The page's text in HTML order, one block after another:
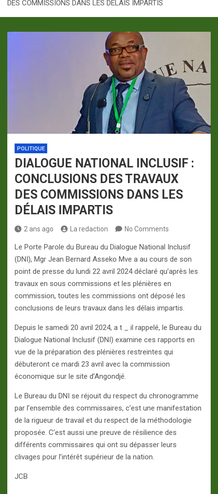
DES COMMISSIONS DANS LES DÉLAIS IMPARTIS
POLITIQUE
DIALOGUE NATIONAL INCLUSIF :
CONCLUSIONS DES TRAVAUX
DES COMMISSIONS DANS LES
DÉLAIS IMPARTIS
2 ans ago La redaction No Comments
Le Porte Parole du Bureau du Dialogue National Inclusif
(DNI), Mgr Jean Bernard Asseko Mve a au cours de son
point de presse du lundi 22 avril 2024 déclaré qu’après les
travaux en sous commissions et les plénières en
commission, toutes les commissions ont déposé les
conclusions de leurs travaux dans les délais impartis.
Depuis le samedi 20 avril 2024, a t _ il rappelé, le Bureau du
Dialogue National Inclusif (DNI) examine ces rapports en
vue de la préparation des plénières restreintes qui
débuteront ce mardi 23 avril avec la commission
économique sur le site d’Angondjé.
Le Bureau du DNI se réjouit du respect du chronogramme
par l’ensemble des commissaires, c’est une manifestation
de la rigueur de travail et du respect de la méthodologie
proposée. C’est aussi une preuve de résilience des
différents commissaires qui ont su dépasser leurs
clivages pour l’intérêt supérieur de la nation.
JCB
p